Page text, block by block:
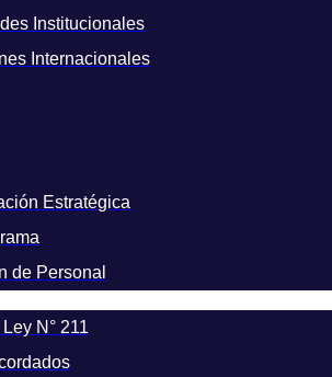
Institucionales
Internacionales
Estratégica
de Personal
N° 211